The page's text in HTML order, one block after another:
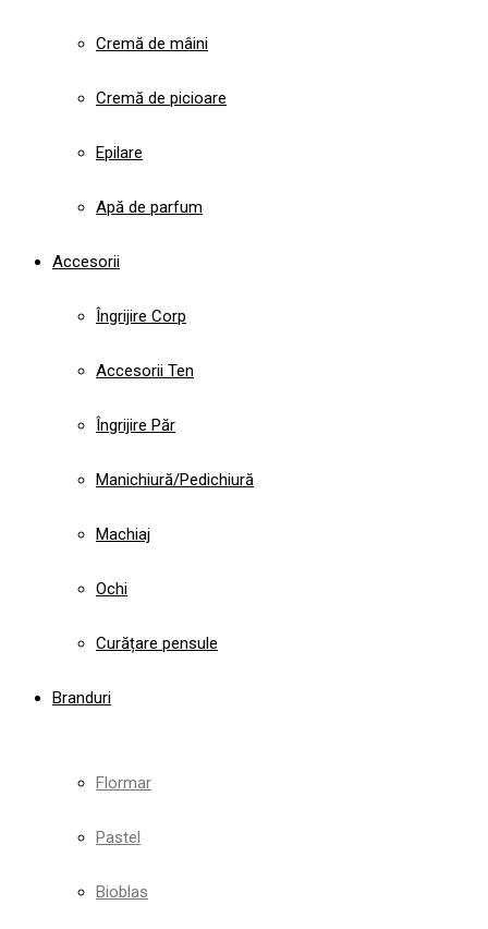
Cremă de mâini
Cremă de picioare
Epilare
Apă de parfum
Accesorii
Îngrijire Corp
Accesorii Ten
Îngrijire Păr
Manichiură/Pedichiură
Machiaj
Ochi
Curățare pensule
Branduri
Flormar
Pastel
Bioblas